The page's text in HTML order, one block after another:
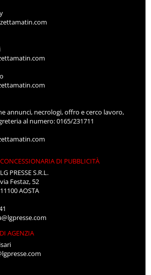
annunci, necrologi, offro e cerco lavoro,
al numero: 0165/231711
CONCESSIONARIA DI PUBBLICITÀ
LG PRESSE S.R.L.
via Festaz, 52
11100 AOSTA
AGENZIA